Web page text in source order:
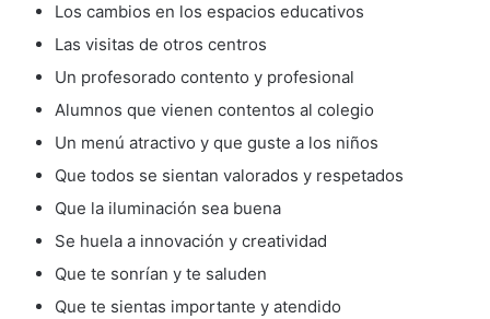
Los cambios en los espacios educativos
Las visitas de otros centros
Un profesorado contento y profesional
Alumnos que vienen contentos al colegio
Un menú atractivo y que guste a los niños
Que todos se sientan valorados y respetados
Que la iluminación sea buena
Se huela a innovación y creatividad
Que te sonrían y te saluden
Que te sientas importante y atendido